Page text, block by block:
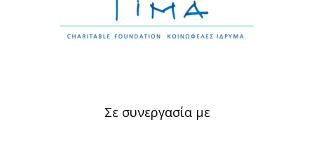
Σε συνεργασία με